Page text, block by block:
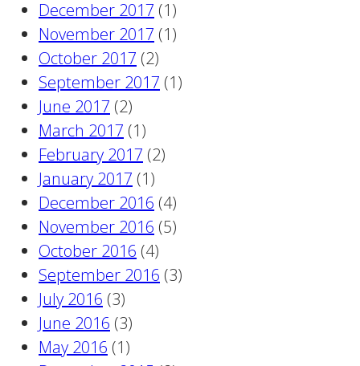
December 2017 (1)
November 2017 (1)
October 2017 (2)
September 2017 (1)
June 2017 (2)
March 2017 (1)
February 2017 (2)
January 2017 (1)
December 2016 (4)
November 2016 (5)
October 2016 (4)
September 2016 (3)
July 2016 (3)
June 2016 (3)
May 2016 (1)